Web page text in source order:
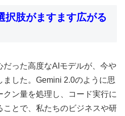
択肢がますます広がる
った高度なAIモデルが、今や
した。Gemini 2.0のように思
ン量を処理し、コード実行に
ことで、私たちのビジネスや研